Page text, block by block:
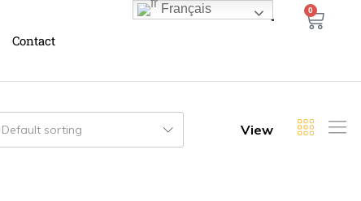
Contact
0
Default sorting View
Français